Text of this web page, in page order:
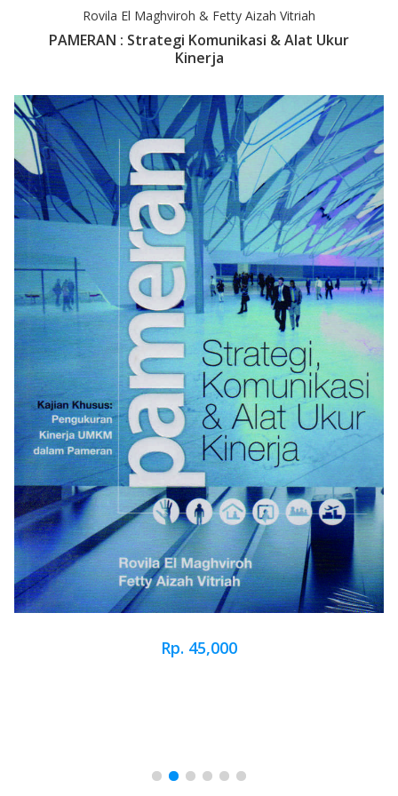
Rovila El Maghviroh & Fetty Aizah Vitriah
PAMERAN : Strategi Komunikasi & Alat Ukur
Kinerja
Rp. 45,000